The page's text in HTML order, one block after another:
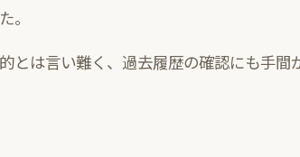
。
とは言い難く、過去履歴の確認にも手間